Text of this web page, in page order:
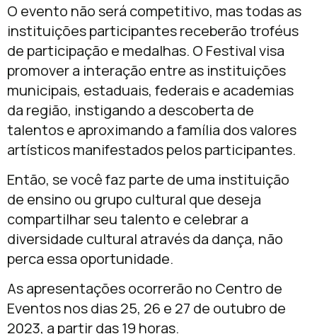
O evento não será competitivo, mas todas as
instituições participantes receberão troféus
de participação e medalhas. O Festival visa
promover a interação entre as instituições
municipais, estaduais, federais e academias
da região, instigando a descoberta de
talentos e aproximando a família dos valores
artísticos manifestados pelos participantes.
Então, se você faz parte de uma instituição
de ensino ou grupo cultural que deseja
compartilhar seu talento e celebrar a
diversidade cultural através da dança, não
perca essa oportunidade.
As apresentações ocorrerão no Centro de
Eventos nos dias 25, 26 e 27 de outubro de
2023, a partir das 19 horas.